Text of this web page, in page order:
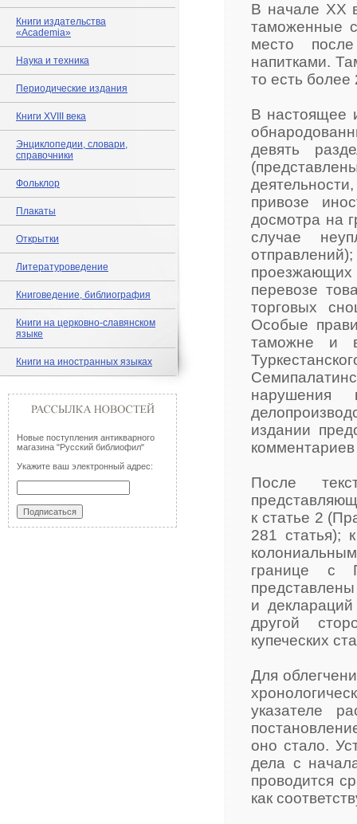
Книги издательства
«Academia»
Наука и техника
Периодические издания
Книги XVIII века
Энциклопедии, словари,
справочники
Фольклор
Плакаты
Открытки
Литературоведение
Книговедение, библиография
Книги на церковно-славянском
языке
Книги на иностранных языках
Новые поступления антикварного
магазина "Русский библиофил"
Укажите ваш электронный адрес:
В начале XX
таможенные
место
напитками.
то есть более
В настоящее
девять
привозе
досмотра на
случае
проезжающих
перевозе
торговых
Особые
таможне и в
нарушения
издании
После
к статье 2
281 статья);
границе с
и
другой
купеческих
Для
указателе
оно стало.
дела с
проводится
как